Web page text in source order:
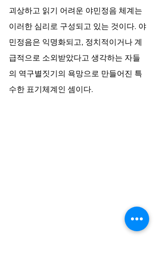
괴상하고 읽기 어려운 야민정음 체계는
이러한 심리로 구성되고 있는 것이다. 야
민정음은 익명화되고, 정치적이거나 계
급적으로 소외받았다고 생각하는 자들
의 역구별짓기의 욕망으로 만들어진 특
수한 표기체계인 셈이다.